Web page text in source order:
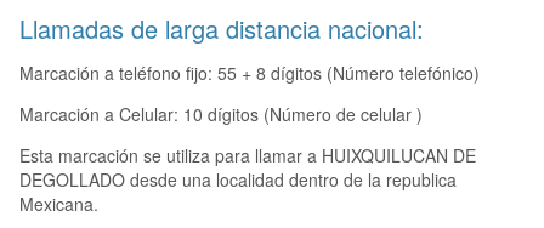
Llamadas de larga distancia nacional:
Marcación a teléfono fijo: 55 + 8 dígitos (Número telefónico)
Marcación a Celular: 10 dígitos (Número de celular )
Esta marcación se utiliza para llamar a HUIXQUILUCAN DE
DEGOLLADO desde una localidad dentro de la republica
Mexicana.